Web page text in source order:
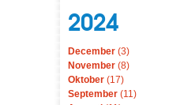
2024
December (3)
November (8)
Oktober (17)
September (11)